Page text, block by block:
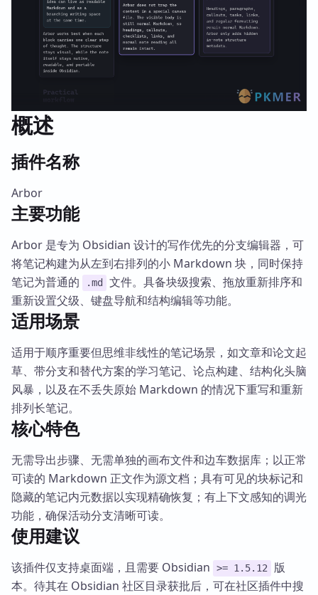
概述
插件名称
Arbor
主要功能
Arbor 是专为 Obsidian 设计的写作优先的分支编辑器，可
将笔记构建为从左到右排列的小 Markdown 块，同时保持
笔记为普通的
.md
文件。具备块级搜索、拖放重新排序和
重新设置父级、键盘导航和结构编辑等功能。
适用场景
适用于顺序重要但思维非线性的笔记场景，如文章和论文起
草、带分支和替代方案的学习笔记、论点构建、结构化头脑
风暴，以及在不丢失原始 Markdown 的情况下重写和重新
排列长笔记。
核心特色
无需导出步骤、无需单独的画布文件和边车数据库；以正常
可读的 Markdown 正文作为源文档；具有可见的块标记和
隐藏的笔记内元数据以实现精确恢复；有上下文感知的调光
功能，确保活动分支清晰可读。
使用建议
该插件仅支持桌面端，且需要 Obsidian >= 1.5.12 版
本。待其在 Obsidian 社区目录获批后，可在社区插件中搜